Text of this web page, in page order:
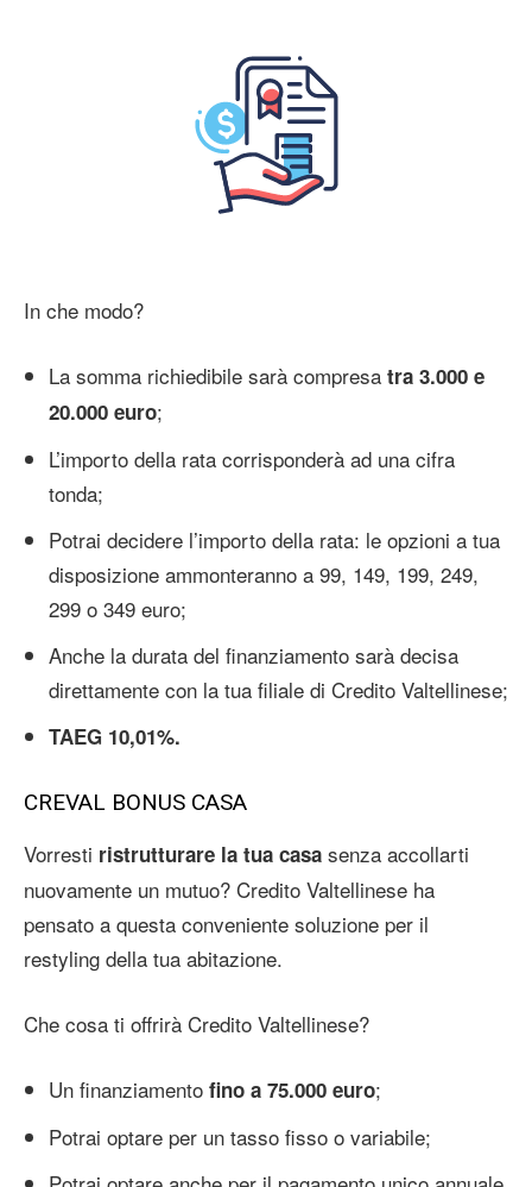
In che modo?
La somma richiedibile sarà compresa tra 3.000 e
20.000 euro;
L’importo della rata corrisponderà ad una cifra
tonda;
Potrai decidere l’importo della rata: le opzioni a tua
disposizione ammonteranno a 99, 149, 199, 249,
299 o 349 euro;
Anche la durata del finanziamento sarà decisa
direttamente con la tua filiale di Credito Valtellinese;
TAEG 10,01%.
CREVAL BONUS CASA
Vorresti ristrutturare la tua casa senza accollarti
nuovamente un mutuo? Credito Valtellinese ha
pensato a questa conveniente soluzione per il
restyling della tua abitazione.
Che cosa ti offrirà Credito Valtellinese?
Un finanziamento fino a 75.000 euro;
Potrai optare per un tasso fisso o variabile;